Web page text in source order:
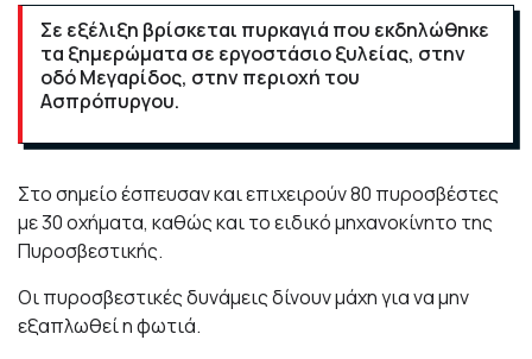
Σε εξέλιξη βρίσκεται πυρκαγιά που εκδηλώθηκε
τα ξημερώματα σε εργοστάσιο ξυλείας, στην
οδό Μεγαρίδος, στην περιοχή του
Ασπρόπυργου.
Στο σημείο έσπευσαν και επιχειρούν 80 πυροσβέστες
με 30 οχήματα, καθώς και το ειδικό μηχανοκίνητο της
Πυροσβεστικής.
Οι πυροσβεστικές δυνάμεις δίνουν μάχη για να μην
εξαπλωθεί η φωτιά.